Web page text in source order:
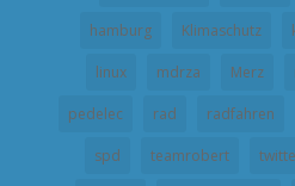
hamburg Klimaschutz
linux mdrza Merz
pedelec rad radfahren
spd teamrobert